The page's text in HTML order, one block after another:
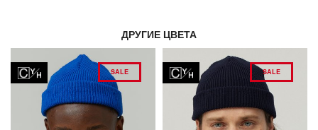
ДРУГИЕ ЦВЕТА
SALE SALE